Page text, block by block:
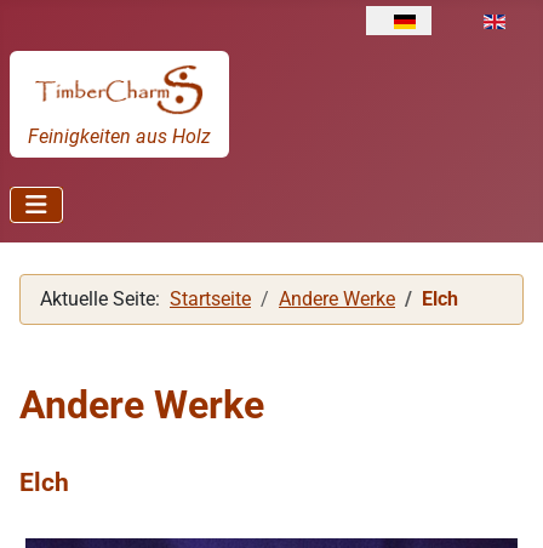
Sprache auswählen
Feinigkeiten aus Holz
Aktuelle Seite: Startseite Andere Werke Elch
Andere Werke
Elch